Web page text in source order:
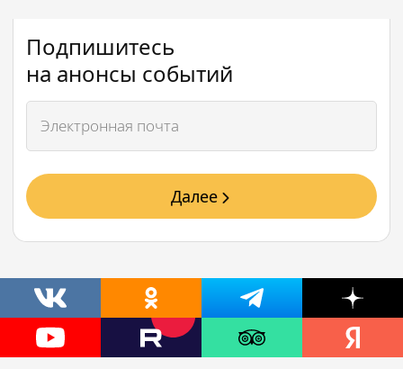
Подпишитесь
на анонсы событий
Далее